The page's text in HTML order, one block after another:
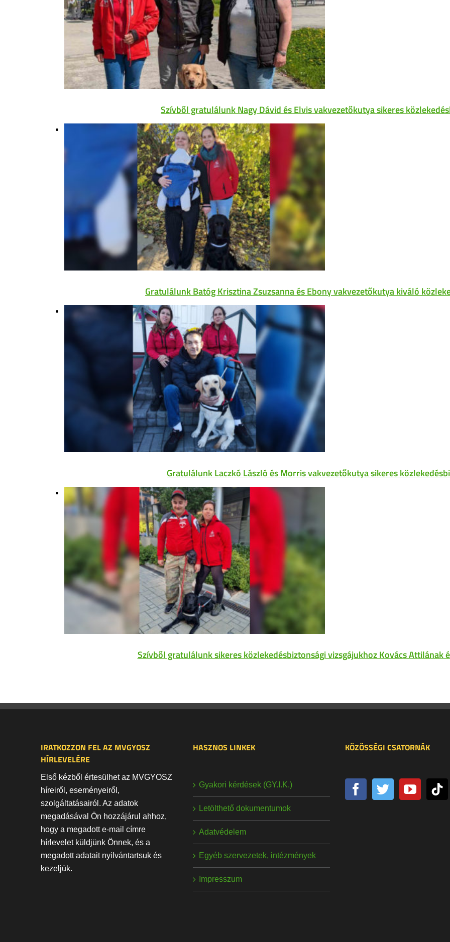
Szívből gratulálunk Nagy Dávid és Elvis vakvezetőkutya sikeres
Gratulálunk Batóg Krisztina Zsuzsanna és Ebony vakvezetőkutya kiváló
Gratulálunk Laczkó László és Morris vakvezetőkutya sikeres
Szívből gratulálunk sikeres közlekedésbiztonsági vizsgájukhoz Kovács Attilának
IRATKOZZON FEL AZ MVGYOSZ
HÍRLEVELÉRE
Első kézből értesülhet az MVGYOSZ
híreiről, eseményeiről,
szolgáltatásairól. Az adatok
megadásával Ön hozzájárul ahhoz,
hogy a megadott e-mail címre
hírlevelet küldjünk Önnek, és a
megadott adatait nyilvántartsuk és
kezeljük.
HASZNOS LINKEK
Gyakori kérdések (GY.I.K.)
Letölthető dokumentumok
Adatvédelem
Egyéb szervezetek, intézmények
Impresszum
KÖZÖSSÉGI CSATORNÁK